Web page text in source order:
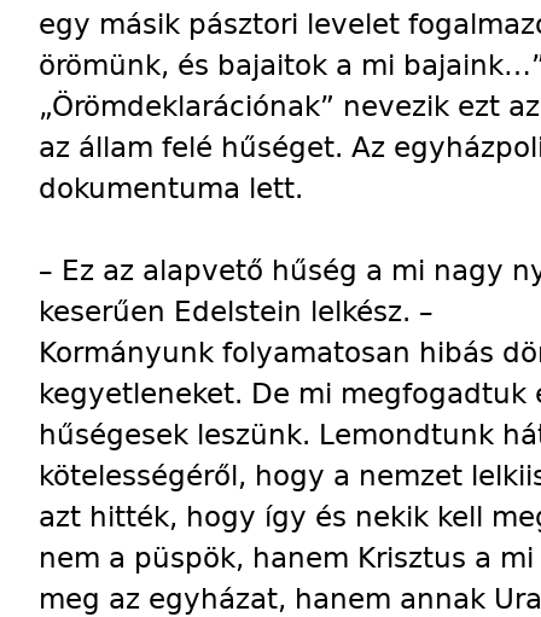
egy másik pásztori levelet
örömünk, és bajaitok a mi
„Örömdeklarációnak” nevezik ezt
az állam felé hűséget. Az
dokumentuma lett.
– Ez az alapvető hűség a mi nagy
keserűen Edelstein lelkész. –
Kormányunk folyamatosan hibás
kegyetleneket. De mi megfogadtuk
hűségesek leszünk. Lemondtunk
kötelességéről, hogy a nemzet
azt hitték, hogy így és nekik kell
nem a püspök, hanem Krisztus a
meg az egyházat, hanem annak